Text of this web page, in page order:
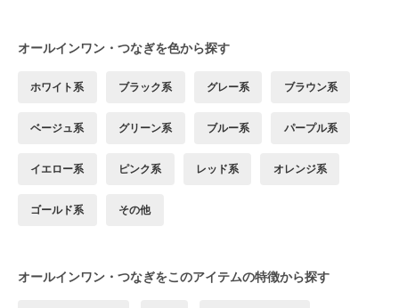
オールインワン・つなぎを色から探す
ホワイト系 ブラック系 グレー系 ブラウン系
ベージュ系 グリーン系 ブルー系 パープル系
イエロー系 ピンク系 レッド系 オレンジ系
ゴールド系 その他
オールインワン・つなぎをこのアイテムの特徴から探す